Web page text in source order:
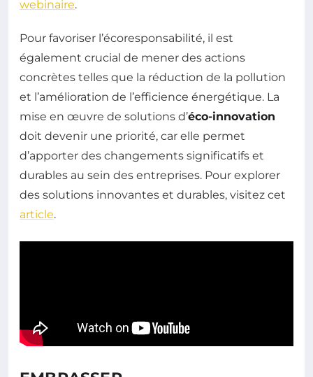
webinaire.
Pour favoriser l’écoresponsabilité, il est
également crucial de mener des actions
concrètes telles que la réduction de la pollution
et l’amélioration de l’efficience énergétique. La
mise en œuvre de solutions d’éco-innovation
doit devenir une priorité, car elle permet
d’apporter des changements significatifs et
durables au sein des entreprises. Pour explorer
des solutions innovantes et durables, visitez cet
article.